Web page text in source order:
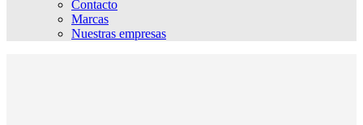
Contacto
Marcas
Nuestras empresas